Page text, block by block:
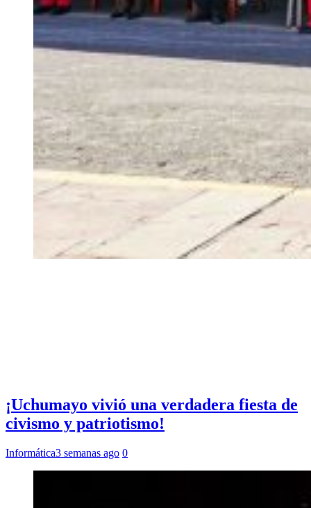
¡Uchumayo vivió una verdadera fiesta de
civismo y patriotismo!
Informática3 semanas ago 0